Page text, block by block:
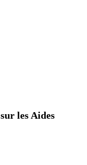
sur les Aides